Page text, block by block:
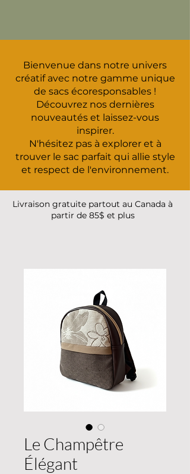
Livraison gratuite partout au Canada à
partir de 85$ et plus
Bienvenue dans notre univers
créatif avec notre gamme unique
de sacs écoresponsables !
Découvrez nos dernières
nouveautés et laissez-vous
inspirer.
N'hésitez pas à explorer et à
trouver le sac parfait qui allie style
et respect de l'environnement.
Le Champêtre
Élégant